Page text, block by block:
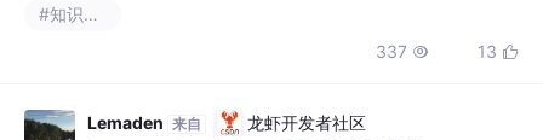
#知识图谱
337  13 
Lemaden 来自 龙虾开发者社区